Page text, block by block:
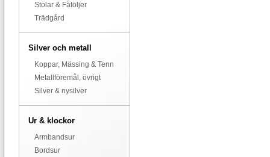
Stolar & Fåtöljer
Trädgård
Silver och metall
Koppar, Mässing & Tenn
Metallföremål, övrigt
Silver & nysilver
Ur & klockor
Armbandsur
Bordsur